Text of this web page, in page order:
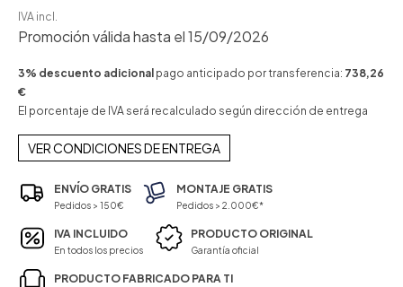
IVA incl.
Promoción válida hasta el 15/09/2026
3% descuento adicional pago anticipado por transferencia: 738,26
€
El porcentaje de IVA será recalculado según dirección de entrega
VER CONDICIONES DE ENTREGA
ENVÍO GRATIS
Pedidos > 150€
MONTAJE GRATIS
Pedidos > 2.000€*
IVA INCLUIDO
En todos los precios
PRODUCTO ORIGINAL
Garantía oficial
PRODUCTO FABRICADO PARA TI